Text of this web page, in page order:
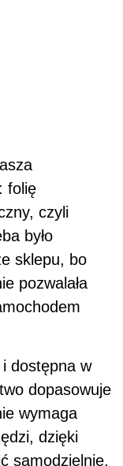
folię
czyli
było
sklepu, bo
pozwalała
dostępna w
dopasowuje
wymaga
dzięki
samodzielnie.